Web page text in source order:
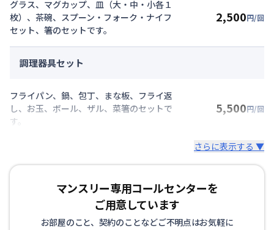
グラス、マグカップ、皿（大・中・小各１
枚）、茶碗、スプーン・フォーク・ナイフ
セット、箸のセットです。
2,500円/回
調理器具セット
フライパン、鍋、包丁、まな板、フライ返
し、お玉、ボール、ザル、菜箸のセットで
す。
5,500円/回
さらに表示する ▼
マンスリー専用コールセンターを
ご用意しています
お部屋のこと、契約のことなどご不明点はお気軽に